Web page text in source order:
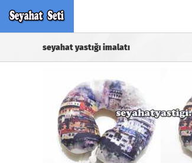
content
seyahat yastığı imalatı